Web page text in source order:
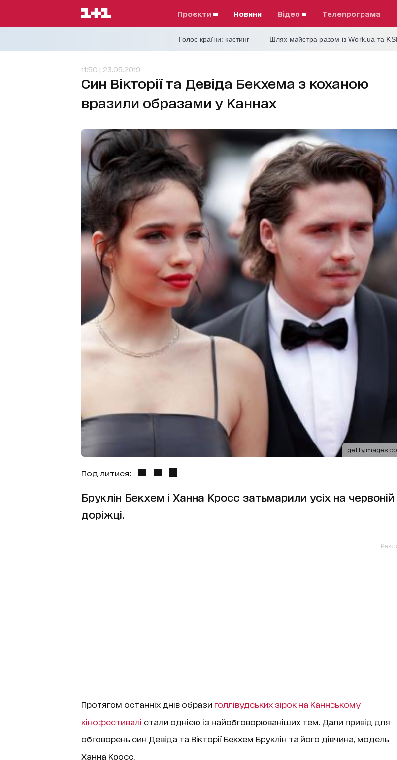
проєкти Новини відео телепрограма
Голос країни: кастинг Шлях майстра разом із Work.ua та
11:50 | 23.05.2019
Син Вікторії та Девіда Бекхема з коханою
вразили образами у Каннах
Поділитися:
Бруклін Бекхем і Ханна Кросс затьмарили усіх на червоній
доріжці.
Протягом останніх днів образи голлівудських зірок на Каннському
кінофестивалі стали однією із найобговорюваніших тем. Дали привід для
обговорень син Девіда та Вікторії Бекхем Бруклін та його дівчина, модель
Ханна Кросс.